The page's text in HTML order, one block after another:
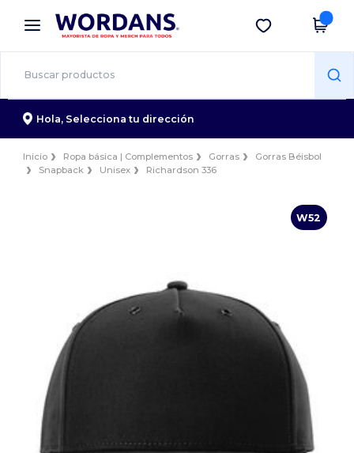
× App de Wordans
¡Mejores precios en app!
Descargar app
Hola, Selecciona tu dirección
Inicio Ropa básica | Complementos Gorras
Gorras Béisbol
Snapback
Unisex Richardson 336
W52